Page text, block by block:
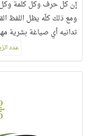
إن كل حرف وكل كلمة وكل
ومع ذلك كلّه يظل اللفظ
تدانيه أي صياغة بشرية
عدد